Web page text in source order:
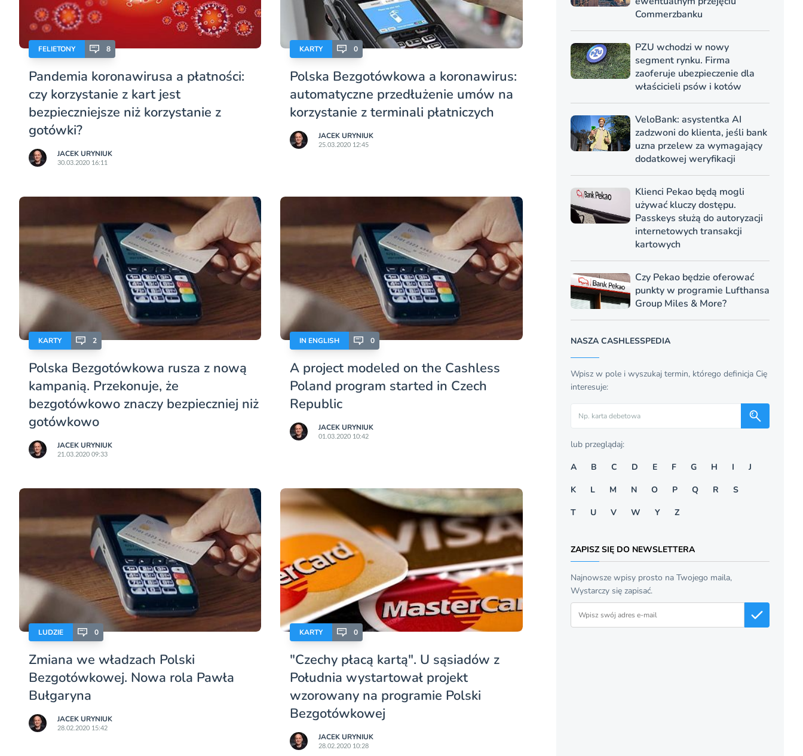
FELIETONY 8
Pandemia koronawirusa a płatności:
czy korzystanie z kart jest
bezpieczniejsze niż korzystanie z
gotówki?
JACEK URYNIUK
30.03.2020 16:11
KARTY 0
Polska Bezgotówkowa a koronawirus:
automatyczne przedłużenie umów na
korzystanie z terminali płatniczych
JACEK URYNIUK
25.03.2020 12:45
KARTY 2
Polska Bezgotówkowa rusza z nową
kampanią. Przekonuje, że
bezgotówkowo znaczy bezpieczniej niż
gotówkowo
JACEK URYNIUK
21.03.2020 09:33
IN ENGLISH 0
A project modeled on the Cashless
Poland program started in Czech
Republic
JACEK URYNIUK
01.03.2020 10:42
LUDZIE 0
Zmiana we władzach Polski
Bezgotówkowej. Nowa rola Pawła
Bułgaryna
JACEK URYNIUK
28.02.2020 15:42
KARTY 0
"Czechy płacą kartą". U sąsiadów z
Południa wystartował projekt
wzorowany na programie Polski
Bezgotówkowej
JACEK URYNIUK
28.02.2020 10:28
Commerzbanku
PZU wchodzi w nowy
segment rynku. Firma
zaoferuje ubezpieczenie dla
właścicieli psów i kotów
VeloBank: asystentka AI
zadzwoni do klienta, jeśli bank
uzna przelew za wymagający
dodatkowej weryfikacji
Klienci Pekao będą mogli
używać kluczy dostępu.
Passkeys służą do autoryzacji
internetowych transakcji
kartowych
Czy Pekao będzie oferować
punkty w programie Lufthansa
Group Miles & More?
NASZA CASHLESSPEDIA
Wpisz w pole i wyszukaj termin, którego definicja Cię
interesuje:
lub przeglądaj:
A
B C D E F G H I
J
K
L M N O P Q R
S
T
U V W Y Z
ZAPISZ SIĘ DO NEWSLETTERA
Najnowsze wpisy prosto na Twojego maila,
Wystarczy się zapisać.